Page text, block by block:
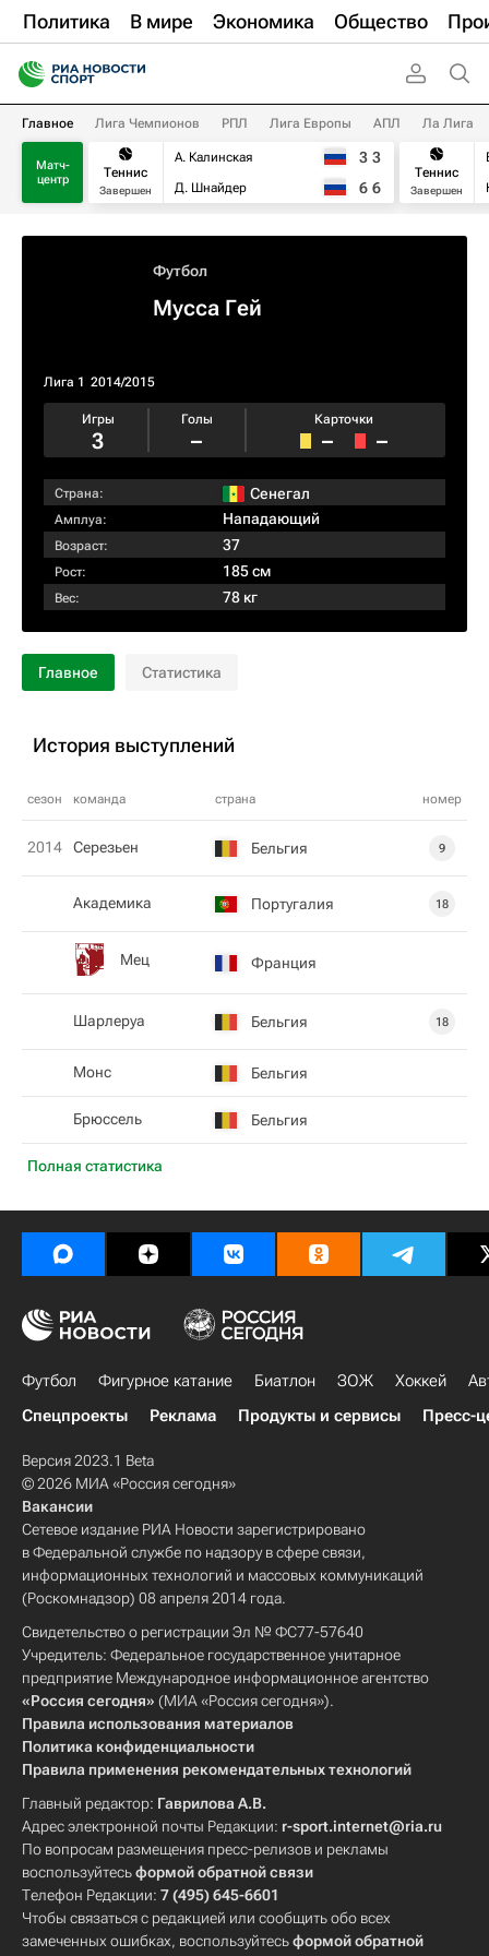
Политика В мире Экономика Общество
Главное Лига Чемпионов РПЛ Лига Европы АПЛ Ла Лига
Матч-
центр
Теннис
Завершен
А. Калинская
Д. Шнайдер
3 3
6 6
Теннис
Завершен
Футбол
Мусса Гей
Лига 1 2014/2015
Игры
3
Голы
–
Карточки
– –
Страна: Сенегал
Амплуа: Нападающий
Возраст: 37
Рост: 185 см
Вес: 78 кг
Главное Статистика
История выступлений
сезон команда страна номер
Полная статистика
2014 Серезьен Бельгия 9
Академика Португалия 18
Мец Франция
Шарлеруа Бельгия 18
Монс Бельгия
Брюссель Бельгия
Футбол Фигурное катание Биатлон ЗОЖ Хоккей
Спецпроекты
Реклама Продукты и сервисы Пресс-
Версия 2023.1 Beta
© 2026 МИА «Россия сегодня»
Вакансии
Сетевое издание РИА Новости зарегистрировано
в Федеральной службе по надзору в сфере связи,
информационных технологий и массовых коммуникаций
(Роскомнадзор) 08 апреля 2014 года.
Свидетельство о регистрации Эл № ФС77-57640
Учредитель: Федеральное государственное унитарное
предприятие Международное информационное агентство
«Россия сегодня» (МИА «Россия сегодня»).
Правила использования материалов
Политика конфиденциальности
Правила применения рекомендательных технологий
Главный редактор: Гаврилова А.В.
Адрес электронной почты Редакции: r-sport.internet@ria.ru
По вопросам размещения пресс-релизов и рекламы
воспользуйтесьформой обратной связи
Телефон Редакции: 7 (495) 645-6601
Чтобы связаться с редакцией или сообщить обо всех
замеченных ошибках, воспользуйтесьформой обратной